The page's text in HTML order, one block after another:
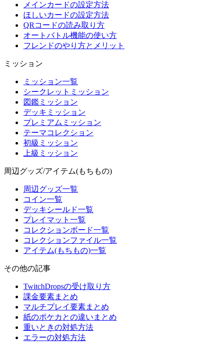
メインカードの設定方法
ほしいカードの設定方法
QRコードの読み取り方
オートバトル機能の使い方
フレンドのやり方とメリット
ミッション
ミッション一覧
シークレットミッション
図鑑ミッション
デッキミッション
プレミアムミッション
テーマコレクション
初級ミッション
上級ミッション
周辺グッズ/アイテム(もちもの)
周辺グッズ一覧
コイン一覧
デッキシールド一覧
プレイマット一覧
コレクションボード一覧
コレクションファイル一覧
アイテム(もちもの)一覧
その他の記事
TwitchDropsの受け取り方
課金要素まとめ
マルチプレイ要素まとめ
紙のポケカとの違いまとめ
重いときの対処方法
エラーの対処方法